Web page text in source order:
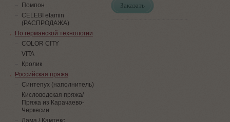
Заказать
Помпон
СELEBI etamin
(РАСПРОДАЖА)
По германской технологии
COLOR CITY
VITA
Кролик
Российская пряжа
Синтепух (наполнитель)
Кисловодская пряжа/
Пряжа из Карачаево-
Черкесии
Лама / Камтекс